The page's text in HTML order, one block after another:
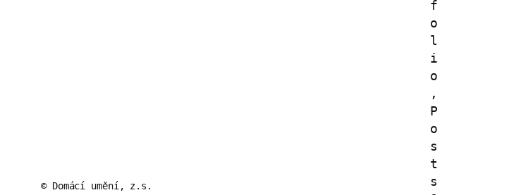
© Domácí umění, z.s.